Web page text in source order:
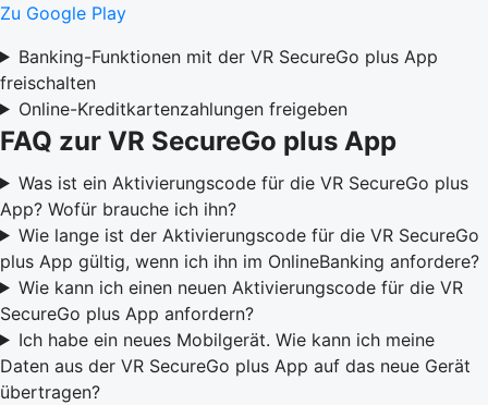
Zu Google Play
Banking-Funktionen mit der VR SecureGo plus App
freischalten
Online-Kreditkartenzahlungen freigeben
FAQ zur VR SecureGo plus App
Was ist ein Aktivierungscode für die VR SecureGo plus
App? Wofür brauche ich ihn?
Wie lange ist der Aktivierungscode für die VR SecureGo
plus App gültig, wenn ich ihn im OnlineBanking anfordere?
Wie kann ich einen neuen Aktivierungscode für die VR
SecureGo plus App anfordern?
Ich habe ein neues Mobilgerät. Wie kann ich meine
Daten aus der VR SecureGo plus App auf das neue Gerät
übertragen?